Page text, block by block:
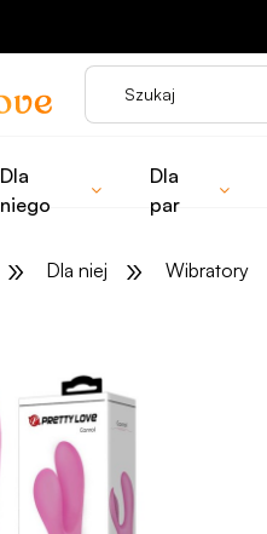
Dla
niego
Dla
par
» Dla niej » Wibratory